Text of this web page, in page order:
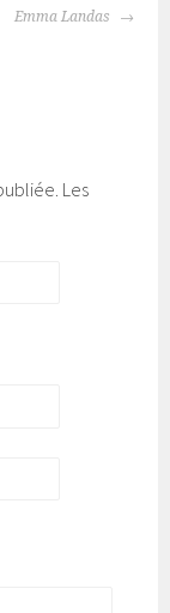
Emma Landas
Les